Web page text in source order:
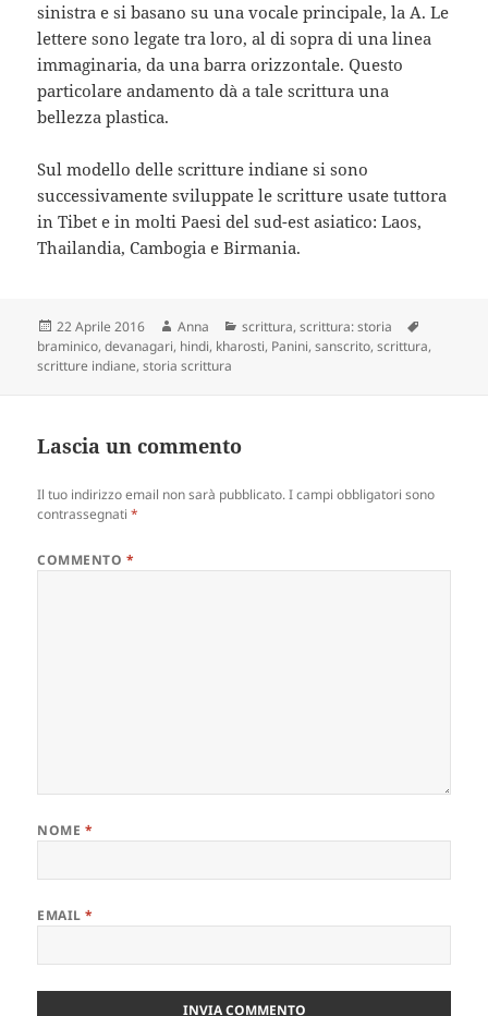
sinistra e si basano su una vocale principale, la A. Le
lettere sono legate tra loro, al di sopra di una linea
immaginaria, da una barra orizzontale. Questo
particolare andamento dà a tale scrittura una
bellezza plastica.
Sul modello delle scritture indiane si sono
successivamente sviluppate le scritture usate tuttora
in Tibet e in molti Paesi del sud-est asiatico: Laos,
Thailandia, Cambogia e Birmania.
Scritto
il
22 Aprile 2016 Autore
Anna Categorie
scrittura,scrittura: storia
braminico,devanagari, hindi, kharosti, Panini,sanscrito,scrittura,
scritture indiane,storia scrittura
Lascia un commento
Il tuo indirizzo email non sarà pubblicato. I campi obbligatori sono
contrassegnati*
COMMENTO *
NOME *
EMAIL*